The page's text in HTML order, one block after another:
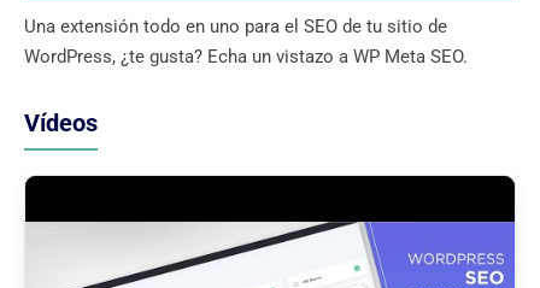
Una extensión todo en uno para el SEO de tu sitio de
WordPress, ¿te gusta? Echa un vistazo a WP Meta SEO.
Vídeos